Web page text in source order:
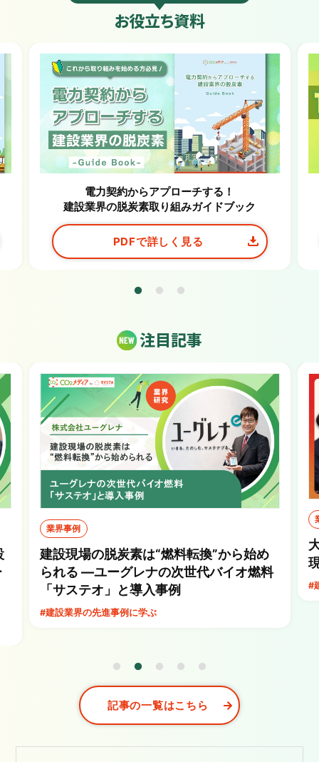
お役立ち資料
電力契約からアプローチする！
建設業界の脱炭素取り組みガイドブック
PDFで詳しく見る
注目記事
業界事例
建設現場の脱炭素は“燃料転換”から始め
られる ―ユーグレナの次世代バイオ燃料
「サステオ」と導入事例
#建設業界の先進事例に学ぶ
#
記事の一覧はこちら